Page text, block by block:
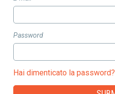
Password
Hai dimenticato la password?